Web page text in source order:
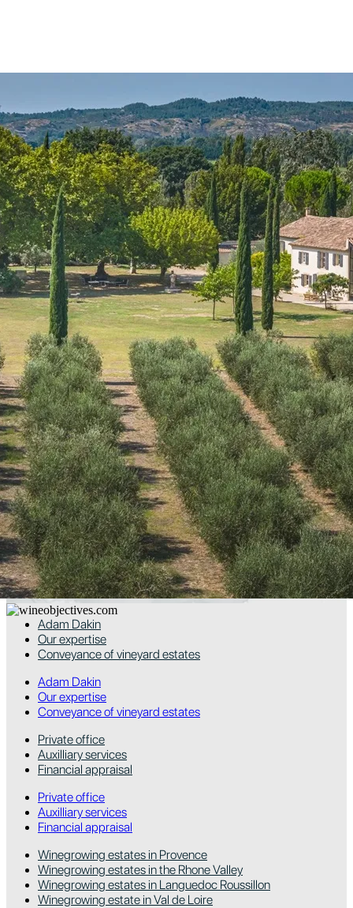
Contact us
Also discover
For saleWinegrowing estate for sale in Provence
Provencal wine estate located on a coastal commune
of the Var region
Read More
Beautiful Provencal property on 38 ha estate
including 22 ha of vineyard
Read More
Prestigious Provencal olive-growing estate
Read More
Subscribe to the newsletter to not miss
any offer and receive our latest news
Adam Dakin
Our expertise
Conveyance of vineyard estates
Adam Dakin
Our expertise
Conveyance of vineyard estates
Private office
Auxilliary services
Financial appraisal
Private office
Auxilliary services
Financial appraisal
Winegrowing estates in Provence
Winegrowing estates in the Rhone Valley
Winegrowing estates in Languedoc Roussillon
Winegrowing estate in Val de Loire